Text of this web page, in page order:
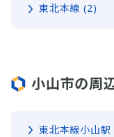
東北本線 (2)
小山市の周
東北本線小山駅